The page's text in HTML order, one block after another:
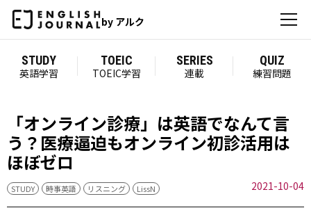
by アルク
STUDY
英語学習
TOEIC
TOEIC学習
SERIES
連載
QUIZ
練習問題
「オンライン診療」は英語でなんて言
う？医療逼迫もオンライン初診活用は
ほぼゼロ
STUDY 時事英語 リスニング LissN 2021-10-04